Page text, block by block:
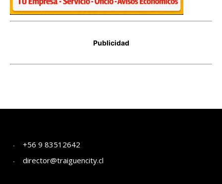
+56 9 83512642
director@traiguencity.cl